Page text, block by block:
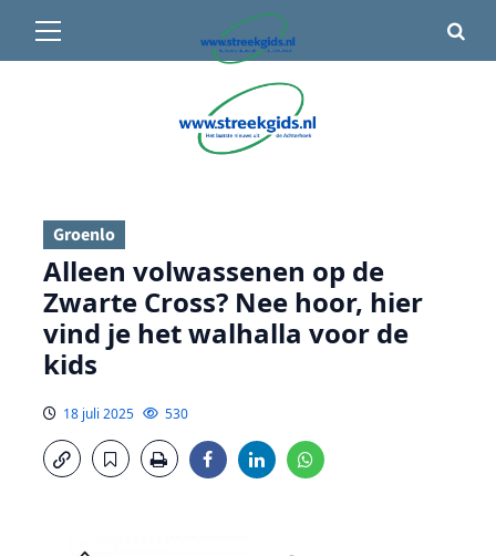
24°C• Vandaag 15° / 25°
menu
Groenlo
Alleen volwassenen op de
Zwarte Cross? Nee hoor, hier
vind je het walhalla voor de
kids
18 juli 2025 530